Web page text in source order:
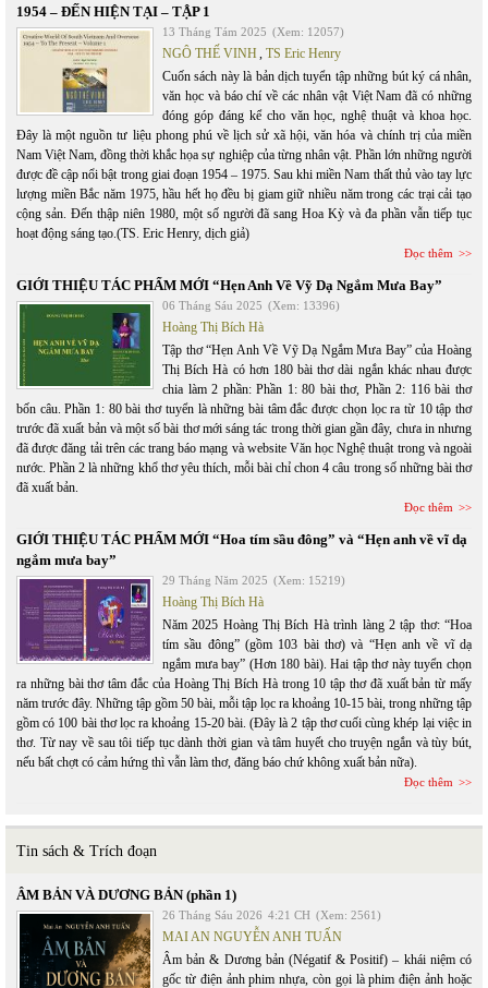
1954 – ĐẾN HIỆN TẠI – TẬP 1
13 Tháng Tám 2025 (Xem: 12057)
NGÔ THẾ VINH, TS Eric Henry
Cuốn sách này là bản dịch tuyển tập những bút ký cá nhân,
văn học và báo chí về các nhân vật Việt Nam đã có những
đóng góp đáng kể cho văn học, nghệ thuật và khoa học.
Đây là một nguồn tư liệu phong phú về lịch sử xã hội, văn hóa và chính trị của miền
Nam Việt Nam, đồng thời khắc họa sự nghiệp của từng nhân vật. Phần lớn những người
được đề cập nổi bật trong giai đoạn 1954 – 1975. Sau khi miền Nam thất thủ vào tay lực
lượng miền Bắc năm 1975, hầu hết họ đều bị giam giữ nhiều năm trong các trại cải tạo
cộng sản. Đến thập niên 1980, một số người đã sang Hoa Kỳ và đa phần vẫn tiếp tục
hoạt động sáng tạo.(TS. Eric Henry, dịch giả)
Đọc thêm
GIỚI THIỆU TÁC PHẨM MỚI “Hẹn Anh Về Vỹ Dạ Ngắm Mưa Bay”
06 Tháng Sáu 2025 (Xem: 13396)
Hoàng Thị Bích Hà
Tập thơ “Hẹn Anh Về Vỹ Dạ Ngắm Mưa Bay” của Hoàng
Thị Bích Hà có hơn 180 bài thơ dài ngắn khác nhau được
chia làm 2 phần: Phần 1: 80 bài thơ, Phần 2: 116 bài thơ
bốn câu. Phần 1: 80 bài thơ tuyển là những bài tâm đắc được chọn lọc ra từ 10 tập thơ
trước đã xuất bản và một số bài thơ mới sáng tác trong thời gian gần đây, chưa in nhưng
đã được đăng tải trên các trang báo mạng và website Văn học Nghệ thuật trong và ngoài
nước. Phần 2 là những khổ thơ yêu thích, mỗi bài chỉ chon 4 câu trong số những bài thơ
đã xuất bản.
Đọc thêm
GIỚI THIỆU TÁC PHẨM MỚI “Hoa tím sầu đông” và “Hẹn anh về vĩ dạ
ngắm mưa bay”
29 Tháng Năm 2025 (Xem: 15219)
Hoàng Thị Bích Hà
Năm 2025 Hoàng Thị Bích Hà trình làng 2 tập thơ: “Hoa
tím sầu đông” (gồm 103 bài thơ) và “Hẹn anh về vĩ dạ
ngắm mưa bay” (Hơn 180 bài). Hai tập thơ này tuyển chọn
ra những bài thơ tâm đắc của Hoàng Thị Bích Hà trong 10 tập thơ đã xuất bản từ mấy
năm trước đây. Những tập gồm 50 bài, mỗi tập lọc ra khoảng 10-15 bài, trong những tập
gồm có 100 bài thơ lọc ra khoảng 15-20 bài. (Đây là 2 tập thơ cuối cùng khép lại việc in
thơ. Từ nay về sau tôi tiếp tục dành thời gian và tâm huyết cho truyện ngắn và tùy bút,
nếu bất chợt có cảm hứng thì vẫn làm thơ, đăng báo chứ không xuất bản nữa).
Đọc thêm
Tin sách & Trích đoạn
ÂM BẢN VÀ DƯƠNG BẢN (phần 1)
26 Tháng Sáu 2026 4:21 CH (Xem: 2561)
MAI AN NGUYỄN ANH TUẤN
Âm bản & Dương bản (Négatif & Positif) – khái niệm có
gốc từ điện ảnh phim nhựa, còn gọi là phim điện ảnh hoặc